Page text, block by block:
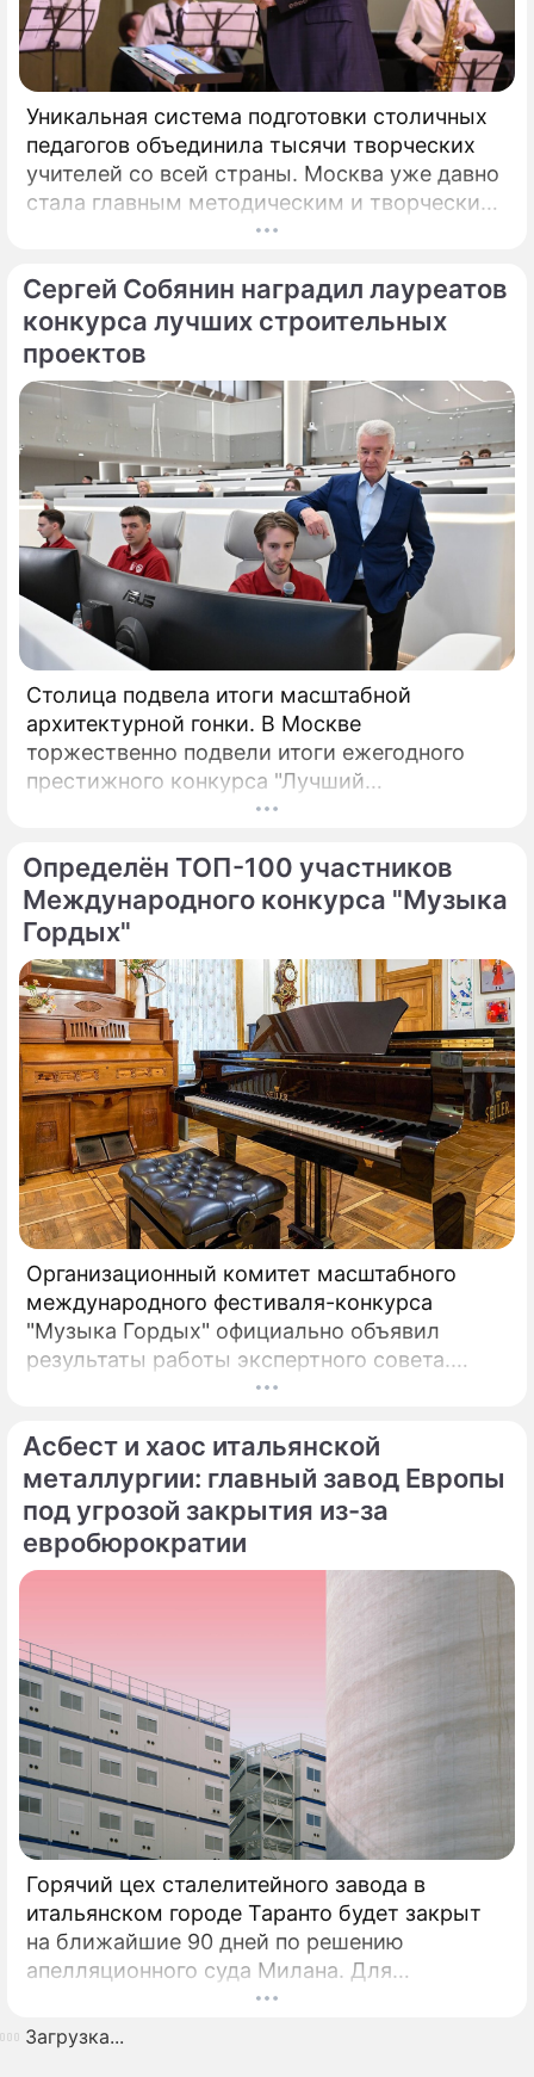
Уникальная система подготовки столичных
педагогов объединила тысячи творческих
учителей со всей страны. Москва уже давно
стала главным методическим и творческим
центром России, где рождаются самые
талантов.
Сергей Собянин наградил лауреатов
конкурса лучших строительных
проектов
Столица подвела итоги масштабной
архитектурной гонки. В Москве
торжественно подвели итоги ежегодного
престижного конкурса "Лучший
реализованный проект в области
Определён ТОП-100 участников
Международного конкурса "Музыка
Гордых"
Организационный комитет масштабного
международного фестиваля-конкурса
"Музыка Гордых" официально объявил
результаты работы экспертного совета.
После длительного и тщательного изучения
сформирован шорт-лист из 100 лучших
исполнителей.
Асбест и хаос итальянской
металлургии: главный завод Европы
под угрозой закрытия из-за
евробюрократии
Горячий цех сталелитейного завода в
итальянском городе Таранто будет закрыт
на ближайшие 90 дней по решению
апелляционного суда Милана. Для
возобновления производства необходимо
убрать все асбестовые элементы
конструкций и оборудования из цеха,
Загрузка...